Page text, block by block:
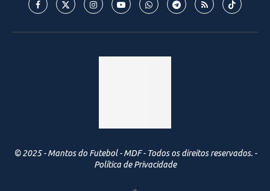
© 2025 - Mantos do Futebol - MDF - Todos os direitos reservados. -
Política de Privacidade